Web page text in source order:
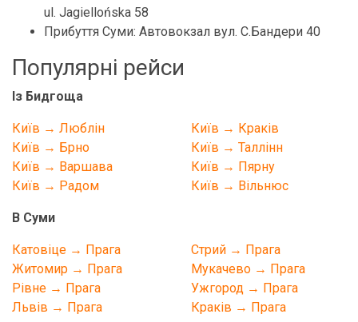
ul. Jagiellońska 58
Прибуття Суми: Автовокзал вул. С.Бандери 40
Популярні рейси
Із Бидгоща
Київ → Люблін
Київ → Брно
Київ → Варшава
Київ → Радом
Київ → Краків
Київ → Таллінн
Київ → Пярну
Київ → Вільнюс
В Суми
Катовіце → Прага
Житомир → Прага
Рівне → Прага
Львів → Прага
Стрий → Прага
Мукачево → Прага
Ужгород → Прага
Краків → Прага